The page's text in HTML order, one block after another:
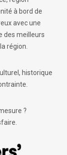
à bord de
avec une
des meilleurs
région.
historique
?